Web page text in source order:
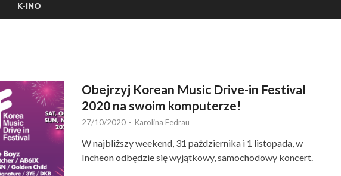
K-INO
Obejrzyj Korean Music Drive-in Festival
2020 na swoim komputerze!
27/10/2020 - Karolina Fedrau
W najbliższy weekend, 31 października i 1 listopada, w
Incheon odbędzie się wyjątkowy, samochodowy koncert.